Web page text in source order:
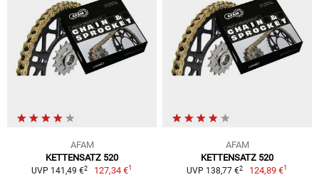
AFAM
KETTENSATZ 520
UVP 141,49 €2 127,34 €1
AFAM
KETTENSATZ 520
UVP 138,77 €2 124,89 €1